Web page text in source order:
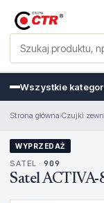
Wszystkie
Strona główna›Czujki
WYPRZEDAŻ
SATEL · 909
Satel ACTIVA-